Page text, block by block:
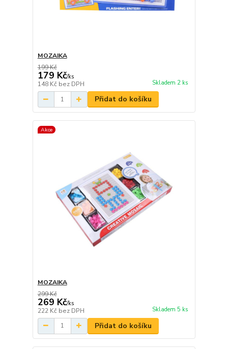
MOZAIKA
199 Kč
179 Kč/ks
148 Kč bez DPH Skladem 2 ks
Přidat do košíku
Akce
MOZAIKA
299 Kč
269 Kč/ks
222 Kč bez DPH Skladem 5 ks
Přidat do košíku